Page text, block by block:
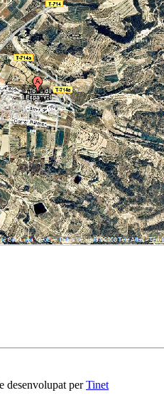
desenvolupat perTinet